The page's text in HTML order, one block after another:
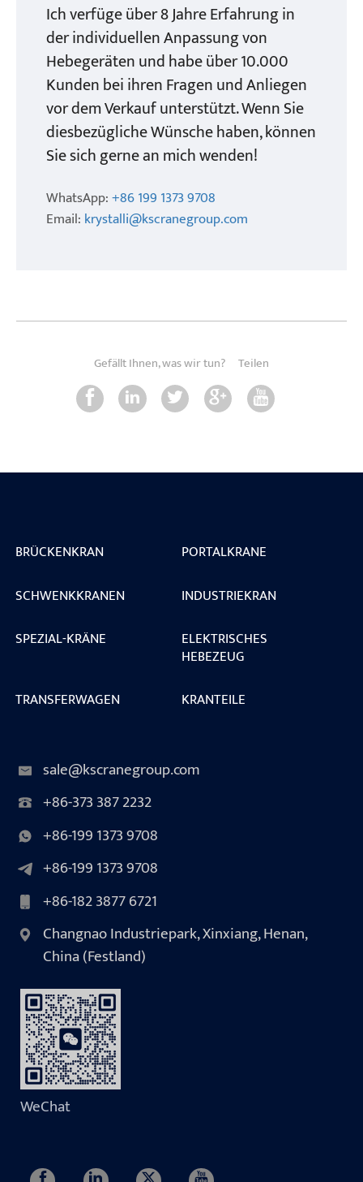
Ich verfüge über 8 Jahre Erfahrung in
der individuellen Anpassung von
Hebegeräten und habe über 10.000
Kunden bei ihren Fragen und Anliegen
vor dem Verkauf unterstützt. Wenn Sie
diesbezügliche Wünsche haben, können
Sie sich gerne an mich wenden!
WhatsApp:+86 199 1373 9708
Email: krystalli@kscranegroup.com
Gefällt Ihnen, was wir tun? Teilen
BRÜCKENKRAN
PORTALKRANE
SCHWENKKRANEN
INDUSTRIEKRAN
SPEZIAL-KRÄNE
ELEKTRISCHES
HEBEZEUG
TRANSFERWAGEN
KRANTEILE
sale@kscranegroup.com
+86-373 387 2232
+86-199 1373 9708
+86-199 1373 9708
+86-182 3877 6721
Changnao Industriepark, Xinxiang, Henan,
China (Festland)
WeChat